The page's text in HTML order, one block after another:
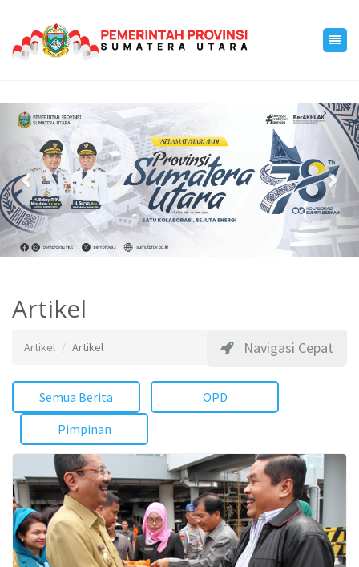
Previous
Artikel
Navigasi Cepat
Artikel Artikel
Semua Berita
OPD
Pimpinan